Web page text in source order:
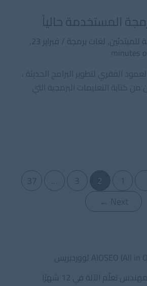
المستخدمة حالياً
للمبتدئين, لغات برمجة / فبراير 23,
2
تعلّم الآلة في 12 شهرًا